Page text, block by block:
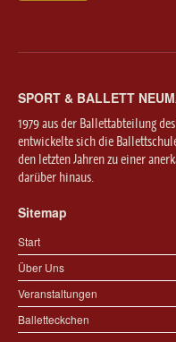
SPORT & BALLETT
1979 aus der Ballettabteilung
entwickelte sich die
den letzten Jahren zu einer
darüber hinaus.
Sitemap
Start
Über Uns
Veranstaltungen
Balletteckchen